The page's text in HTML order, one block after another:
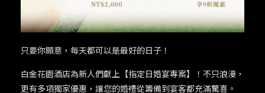
只要你願意，每天都可以是最好的日子！
白金花園酒店為新人們獻上【指定日婚宴專案】！不只浪漫，
更有多項獨家優惠，讓您的婚禮從籌備到宴客都充滿驚喜。